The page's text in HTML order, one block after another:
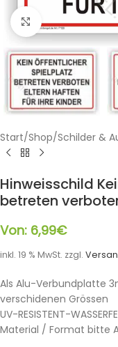
Klicken zum
Start/Shop/Schilder &
Hinweisschild
betreten
Von: 6,99€
inkl. 19 % MwSt. zzgl.
Als Alu-Verbundplatte
verschidenen Grössen
UV-RESISTENT-
Material / Format bitte